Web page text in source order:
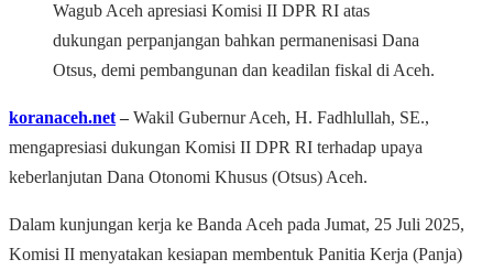
Wagub Aceh apresiasi Komisi II DPR RI atas
dukungan perpanjangan bahkan permanenisasi Dana
Otsus, demi pembangunan dan keadilan fiskal di Aceh.
koranaceh.net – Wakil Gubernur Aceh, H. Fadhlullah, SE.,
mengapresiasi dukungan Komisi II DPR RI terhadap upaya
keberlanjutan Dana Otonomi Khusus (Otsus) Aceh.
Dalam kunjungan kerja ke Banda Aceh pada Jumat, 25 Juli 2025,
Komisi II menyatakan kesiapan membentuk Panitia Kerja (Panja)